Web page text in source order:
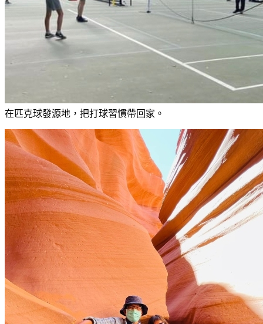
在匹克球發源地，把打球習慣帶回家。